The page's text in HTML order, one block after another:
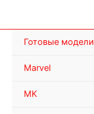
Готовые модели
Marvel
MK